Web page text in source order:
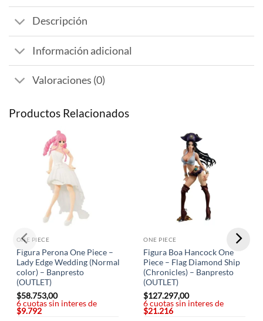
Descripción
Información adicional
Valoraciones (0)
Productos Relacionados
ONE PIECE
Figura Perona One Piece –
Lady Edge Wedding (Normal
color) – Banpresto
(OUTLET)
$58.753,00
6 cuotas sin interes de
$9.792
ONE PIECE
Figura Boa Hancock One
Piece – Flag Diamond Ship
(Chronicles) – Banpresto
(OUTLET)
$127.297,00
6 cuotas sin interes de
$21.216